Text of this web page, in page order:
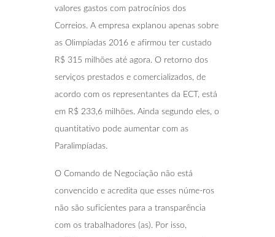
valores gastos com patrocínios dos
Correios. A empresa explanou apenas sobre
as Olimpíadas 2016 e afirmou ter custado
R$ 315 milhões até agora. O retorno dos
serviços prestados e comercializados, de
acordo com os representantes da ECT, está
em R$ 233,6 milhões. Ainda segundo eles, o
quantitativo pode aumentar com as
Paralimpíadas.
O Comando de Negociação não está
convencido e acredita que esses núme-ros
não são suficientes para a transparência
com os trabalhadores (as). Por isso,